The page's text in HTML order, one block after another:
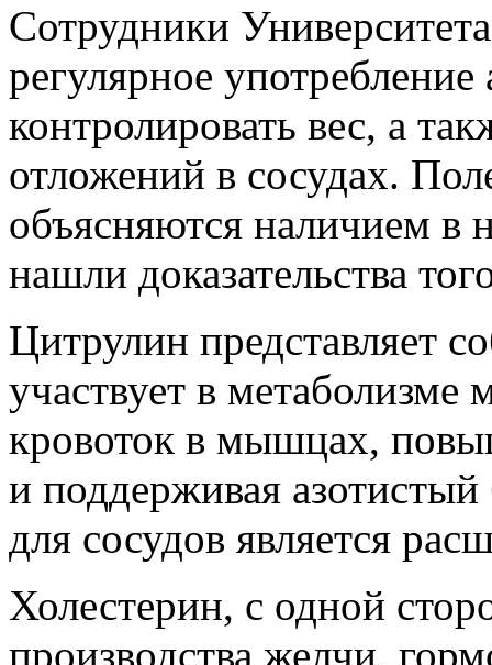
Сотрудники
регулярное употребление
контролировать вес, а
отложений в сосудах.
объясняются наличием в
нашли доказательства
Цитрулин представляет
участвует в
кровоток в мышцах,
и поддерживая
для сосудов является
Холестерин, с одной
производства желчи,